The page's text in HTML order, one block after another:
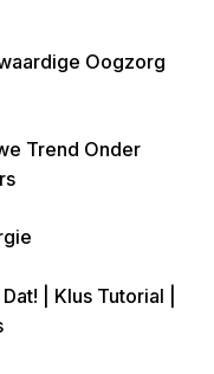
Oogzorg
Trend Onder
| Klus Tutorial |